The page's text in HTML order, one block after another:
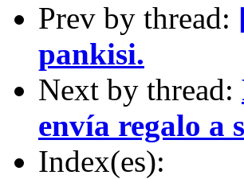
Prev by thread:
pankisi.
Next by thread:
envía regalo
Index(es):